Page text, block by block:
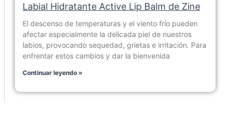
Labial Hidratante Active Lip Balm de Zine
El descenso de temperaturas y el viento frío pueden
afectar especialmente la delicada piel de nuestros
labios, provocando sequedad, grietas e irritación. Para
enfrentar estos cambios y dar la bienvenida
Continuar leyendo »